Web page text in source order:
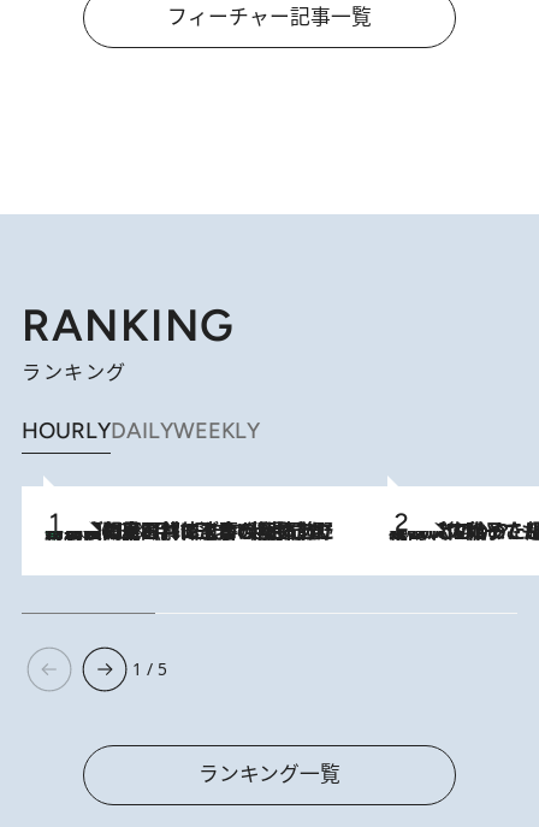
フィーチャー記事一覧
RANKING
ランキング
HOURLYDAILYWEEKLY
2026.8.8
「最後に見られてよかった」上野動物園の東園パンダ舎が解体前に特別公開。8月16日まで延長されたパネル展と共に辿る“半世紀”のパンダ飼育《解体工事の図面あり》 2026.8.5
【阿川佐和子さんの年とる力】なぜ70代で始めた趣味は“こんなに楽しい”のか？ ピアノ、俳句…スランプに陥っても続けられる“ある秘訣”とは
1 / 5
ランキング一覧